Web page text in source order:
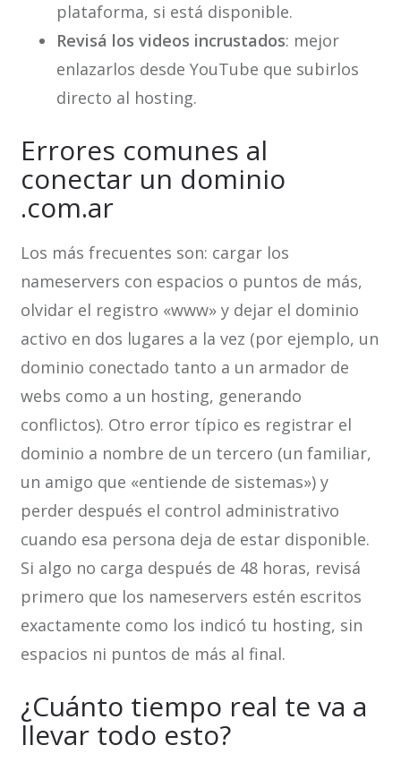
plataforma, si está disponible.
Revisá los videos incrustados: mejor
enlazarlos desde YouTube que subirlos
directo al hosting.
Errores comunes al
conectar un dominio
.com.ar
Los más frecuentes son: cargar los
nameservers con espacios o puntos de más,
olvidar el registro «www» y dejar el dominio
activo en dos lugares a la vez (por ejemplo, un
dominio conectado tanto a un armador de
webs como a un hosting, generando
conflictos). Otro error típico es registrar el
dominio a nombre de un tercero (un familiar,
un amigo que «entiende de sistemas») y
perder después el control administrativo
cuando esa persona deja de estar disponible.
Si algo no carga después de 48 horas, revisá
primero que los nameservers estén escritos
exactamente como los indicó tu hosting, sin
espacios ni puntos de más al final.
¿Cuánto tiempo real te va a
llevar todo esto?